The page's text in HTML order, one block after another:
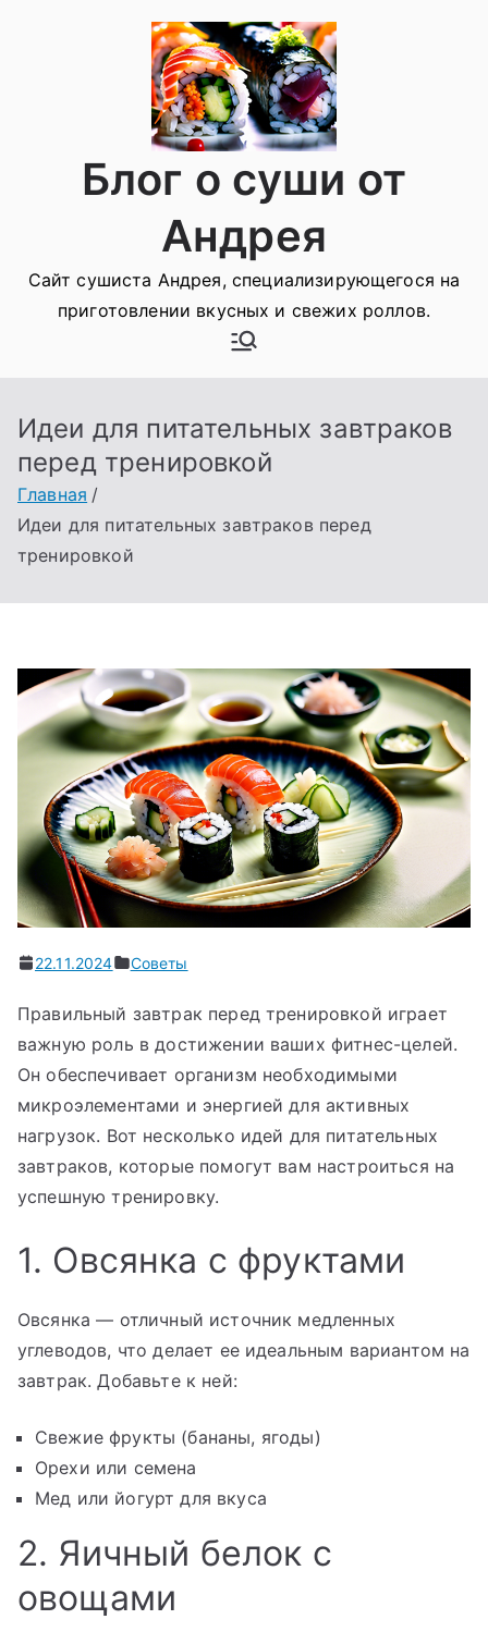
Блог о суши от
Андрея
Сайт сушиста Андрея, специализирующегося на
приготовлении вкусных и свежих роллов.
Идеи для питательных завтраков
перед тренировкой
Главная
Идеи для питательных завтраков перед
тренировкой
22.11.2024 Советы
Правильный завтрак перед тренировкой играет
важную роль в достижении ваших фитнес-целей.
Он обеспечивает организм необходимыми
микроэлементами и энергией для активных
нагрузок. Вот несколько идей для питательных
завтраков, которые помогут вам настроиться на
успешную тренировку.
1. Овсянка с фруктами
Овсянка — отличный источник медленных
углеводов, что делает ее идеальным вариантом на
завтрак. Добавьте к ней:
Свежие фрукты (бананы, ягоды)
Орехи или семена
Мед или йогурт для вкуса
2. Яичный белок с
овощами